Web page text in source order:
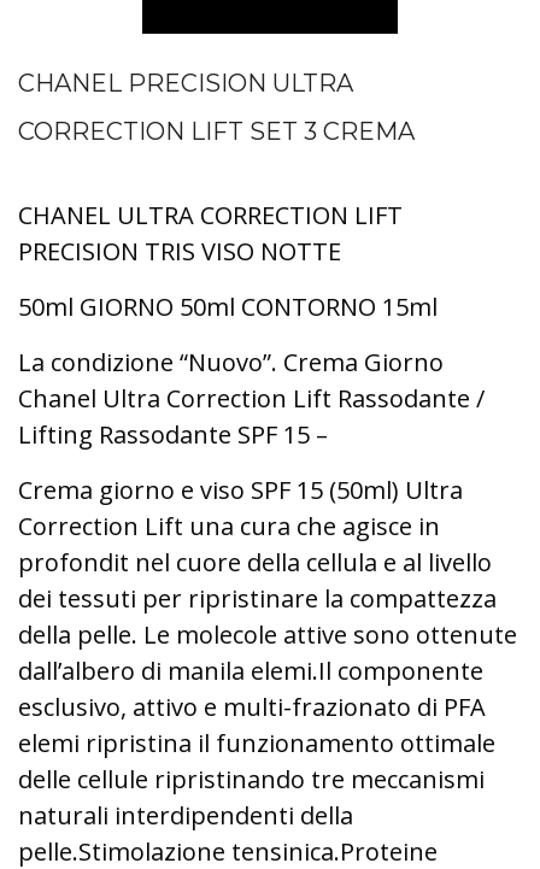
CHANEL PRECISION ULTRA
CORRECTION LIFT SET 3 CREMA
CHANEL ULTRA CORRECTION LIFT
PRECISION TRIS VISO NOTTE
50ml GIORNO 50ml CONTORNO 15ml
La condizione “Nuovo”. Crema Giorno
Chanel Ultra Correction Lift Rassodante /
Lifting Rassodante SPF 15 –
Crema giorno e viso SPF 15 (50ml) Ultra
Correction Lift una cura che agisce in
profondit nel cuore della cellula e al livello
dei tessuti per ripristinare la compattezza
della pelle. Le molecole attive sono ottenute
dall’albero di manila elemi.Il componente
esclusivo, attivo e multi-frazionato di PFA
elemi ripristina il funzionamento ottimale
delle cellule ripristinando tre meccanismi
naturali interdipendenti della
pelle.Stimolazione tensinica.Proteine